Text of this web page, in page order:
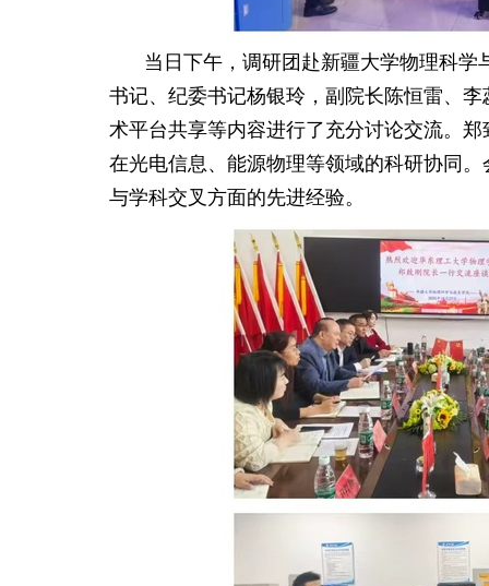
当日下午 ，调研团赴新疆大学物理科学
书记、纪委书记杨银玲，副院长陈恒雷、
术平台共享等内容进行了充分讨论交流。
在光电信息、能源物理等领域的科研协同
与学科交叉方面的先进经验。